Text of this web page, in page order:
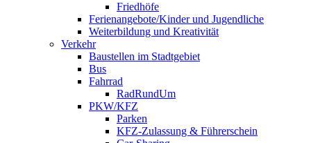
Friedhöfe
Ferienangebote/Kinder und Jugendliche
Weiterbildung und Kreativität
Verkehr
Baustellen im Stadtgebiet
Bus
Fahrrad
RadRundUm
PKW/KFZ
Parken
KFZ-Zulassung & Führerschein